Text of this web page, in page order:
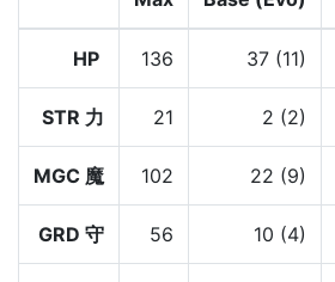
HP 136 37 (11)
STR 力 21 2 (2)
MGC 魔 102 22 (9)
GRD 守 56 10 (4)